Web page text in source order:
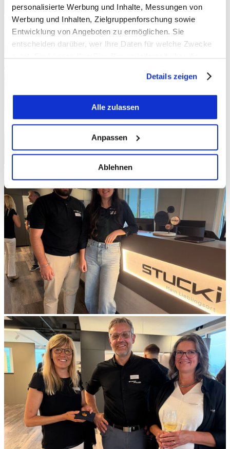
personalisierte Werbung und Inhalte, Messungen von
Werbung und Inhalten, Zielgruppenforschung sowie
Entwicklung von Angeboten zu ermöglichen. Sie
entscheiden darüber, wer Ihre Daten für welche Zwecke
nutzt. Sie können Ihre Einwilligung jederzeit über die
Trigger Symbol ändern oder widerrufen
Wenn Sie es erlauben, würden wir auch gerne:
Informationen über Ihre geografische Lage
Ihr Gerät durch aktives Scannen nach
bestimmten Merkmalen (Fingerprinting) identifizieren
Erfahren Sie mehr darüber, wie Ihre persönlichen Daten
verarbeitet werden, und legen Sie Ihre Präferenzen im
Abschnitt Einzelheiten
fest.
Wir verwenden Cookies, um Inhalte und Anzeigen zu
personalisieren, Funktionen für soziale Medien anbieten
zu können und die Zugriffe auf unsere Website zu
analysieren. Außerdem geben wir Informationen zu Ihrer
Verwendung unserer Website an unsere Partner für
soziale Medien, Werbung und Analysen weiter. Unsere
Partner führen diese Informationen möglicherweise mit
weiteren Daten zusammen, die Sie ihnen bereitgestellt
haben oder die sie im Rahmen Ihrer Nutzung der Dienste
gesammelt haben.
Details zeigen
Alle zulassen
Anpassen
Ablehnen